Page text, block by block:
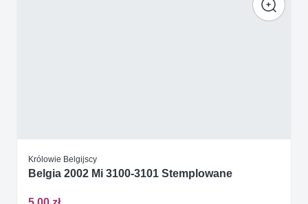
Królowie Belgijscy
Belgia 2002 Mi 3100-3101 Stemplowane